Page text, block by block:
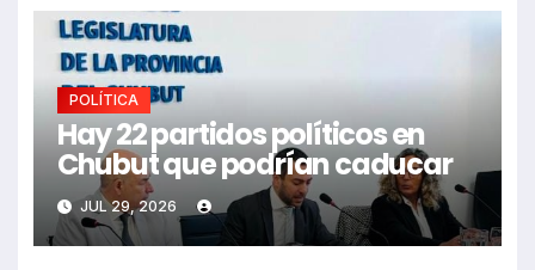
POLÍTICA
Hay 22 partidos políticos en
Chubut que podrían caducar
JUL 29, 2026